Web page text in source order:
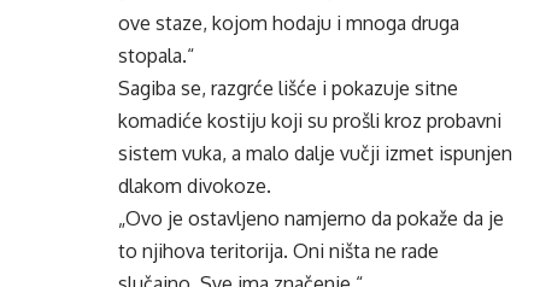
ove staze, kojom hodaju i mnoga druga
stopala.“
Sagiba se, razgrće lišće i pokazuje sitne
komadiće kostiju koji su prošli kroz probavni
sistem vuka, a malo dalje vučji izmet ispunjen
dlakom divokoze.
„Ovo je ostavljeno namjerno da pokaže da je
to njihova teritorija. Oni ništa ne rade